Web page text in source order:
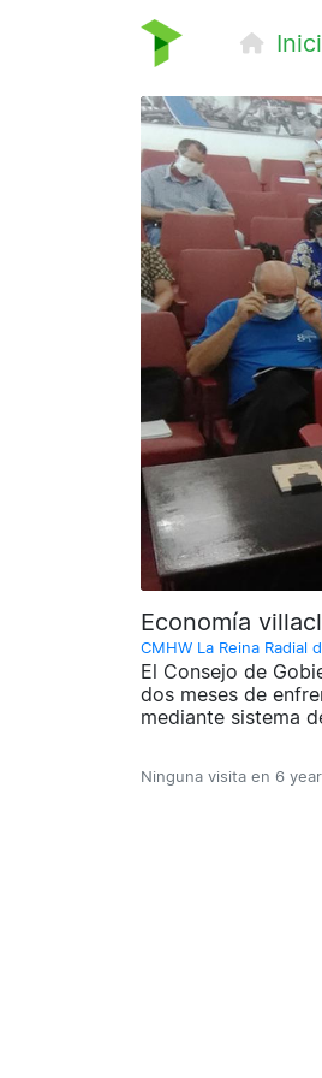
Economía
CMHW La Reina Radial
El Consejo de
dos meses de
mediante sistema
Ninguna visita en 6